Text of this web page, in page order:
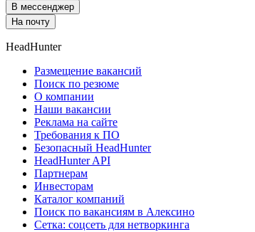
В мессенджер
На почту
HeadHunter
Размещение вакансий
Поиск по резюме
О компании
Наши вакансии
Реклама на сайте
Требования к ПО
Безопасный HeadHunter
HeadHunter API
Партнерам
Инвесторам
Каталог компаний
Поиск по вакансиям в Алексино
Сетка: соцсеть для нетворкинга